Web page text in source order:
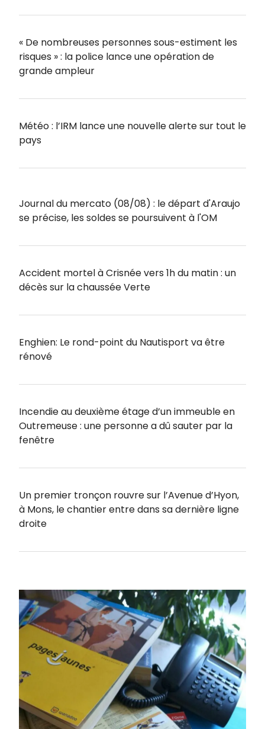
« De nombreuses personnes sous-estiment les
risques » : la police lance une opération de
grande ampleur
Météo : l’IRM lance une nouvelle alerte sur tout le
pays
Journal du mercato (08/08) : le départ d'Araujo
se précise, les soldes se poursuivent à l'OM
Accident mortel à Crisnée vers 1h du matin : un
décès sur la chaussée Verte
Enghien: Le rond-point du Nautisport va être
rénové
Incendie au deuxième étage d’un immeuble en
Outremeuse : une personne a dû sauter par la
fenêtre
Un premier tronçon rouvre sur l’Avenue d’Hyon,
à Mons, le chantier entre dans sa dernière ligne
droite